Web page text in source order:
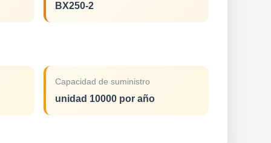
BX250-2
Capacidad de suministro
unidad 10000 por año